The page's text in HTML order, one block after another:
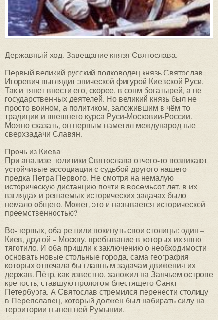
Державный ход. Завещание князя Святослава.
Первый великий русский полководец князь Святослав
Игоревич выглядит эпической фигурой Киевской Руси.
Так и тянет внести его, скорее, в сонм богатырей, а не
государственных деятелей. Но великий князь был не
просто воином, а политиком, заложившим в чём-то
традиции и внешнего курса Руси-Московии-России.
Можно сказать, он первым наметил международные
сверхзадачи Славян.
Прочь из Киева
При анализе политики Святослава отчего-то возникают
устойчивые ассоциации с судьбой другого нашего
предка Петра Первого. Не смотря на немалую
историческую дистанцию почти в восемьсот лет, в их
взглядах и решаемых исторических задачах было
немало общего. Может, это и называется исторической
преемственностью?
Во-первых, оба решили покинуть свои столицы: один –
Киев, другой – Москву, пребывание в которых их явно
тяготило. И оба пришли к заключению о необходимости
основать новые стольные города, сама география
которых отвечала бы главным задачам движения их
держав. Пётр, как известно, заложил на Заячьем острове
крепость, ставшую прологом блестящего Санкт-
Петербурга. А Святослав стремился перенести столицу
в Переяславец, который должен был набирать силу на
территории нынешней Румынии.